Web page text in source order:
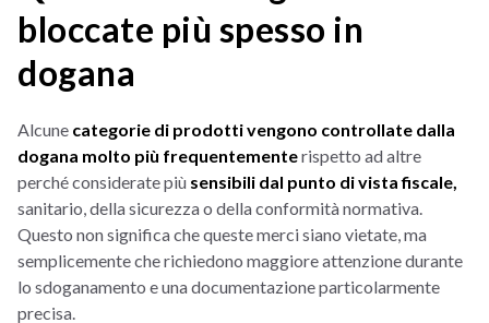
bloccate più spesso in
dogana
Alcune categorie di prodotti vengono controllate dalla
dogana molto più frequentementerispetto ad altre
perché considerate più sensibili dal punto di vista fiscale,
sanitario, della sicurezza o della conformità normativa.
Questo non significa che queste merci siano vietate, ma
semplicemente che richiedono maggiore attenzione durante
lo sdoganamento e una documentazione particolarmente
precisa.